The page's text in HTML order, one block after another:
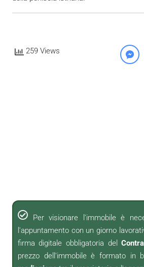
259 Views
Per visionare l'immobile è
l'appuntamento con un giorno
firma digitale obbligatoria del
prezzo dell'immobile è formato in